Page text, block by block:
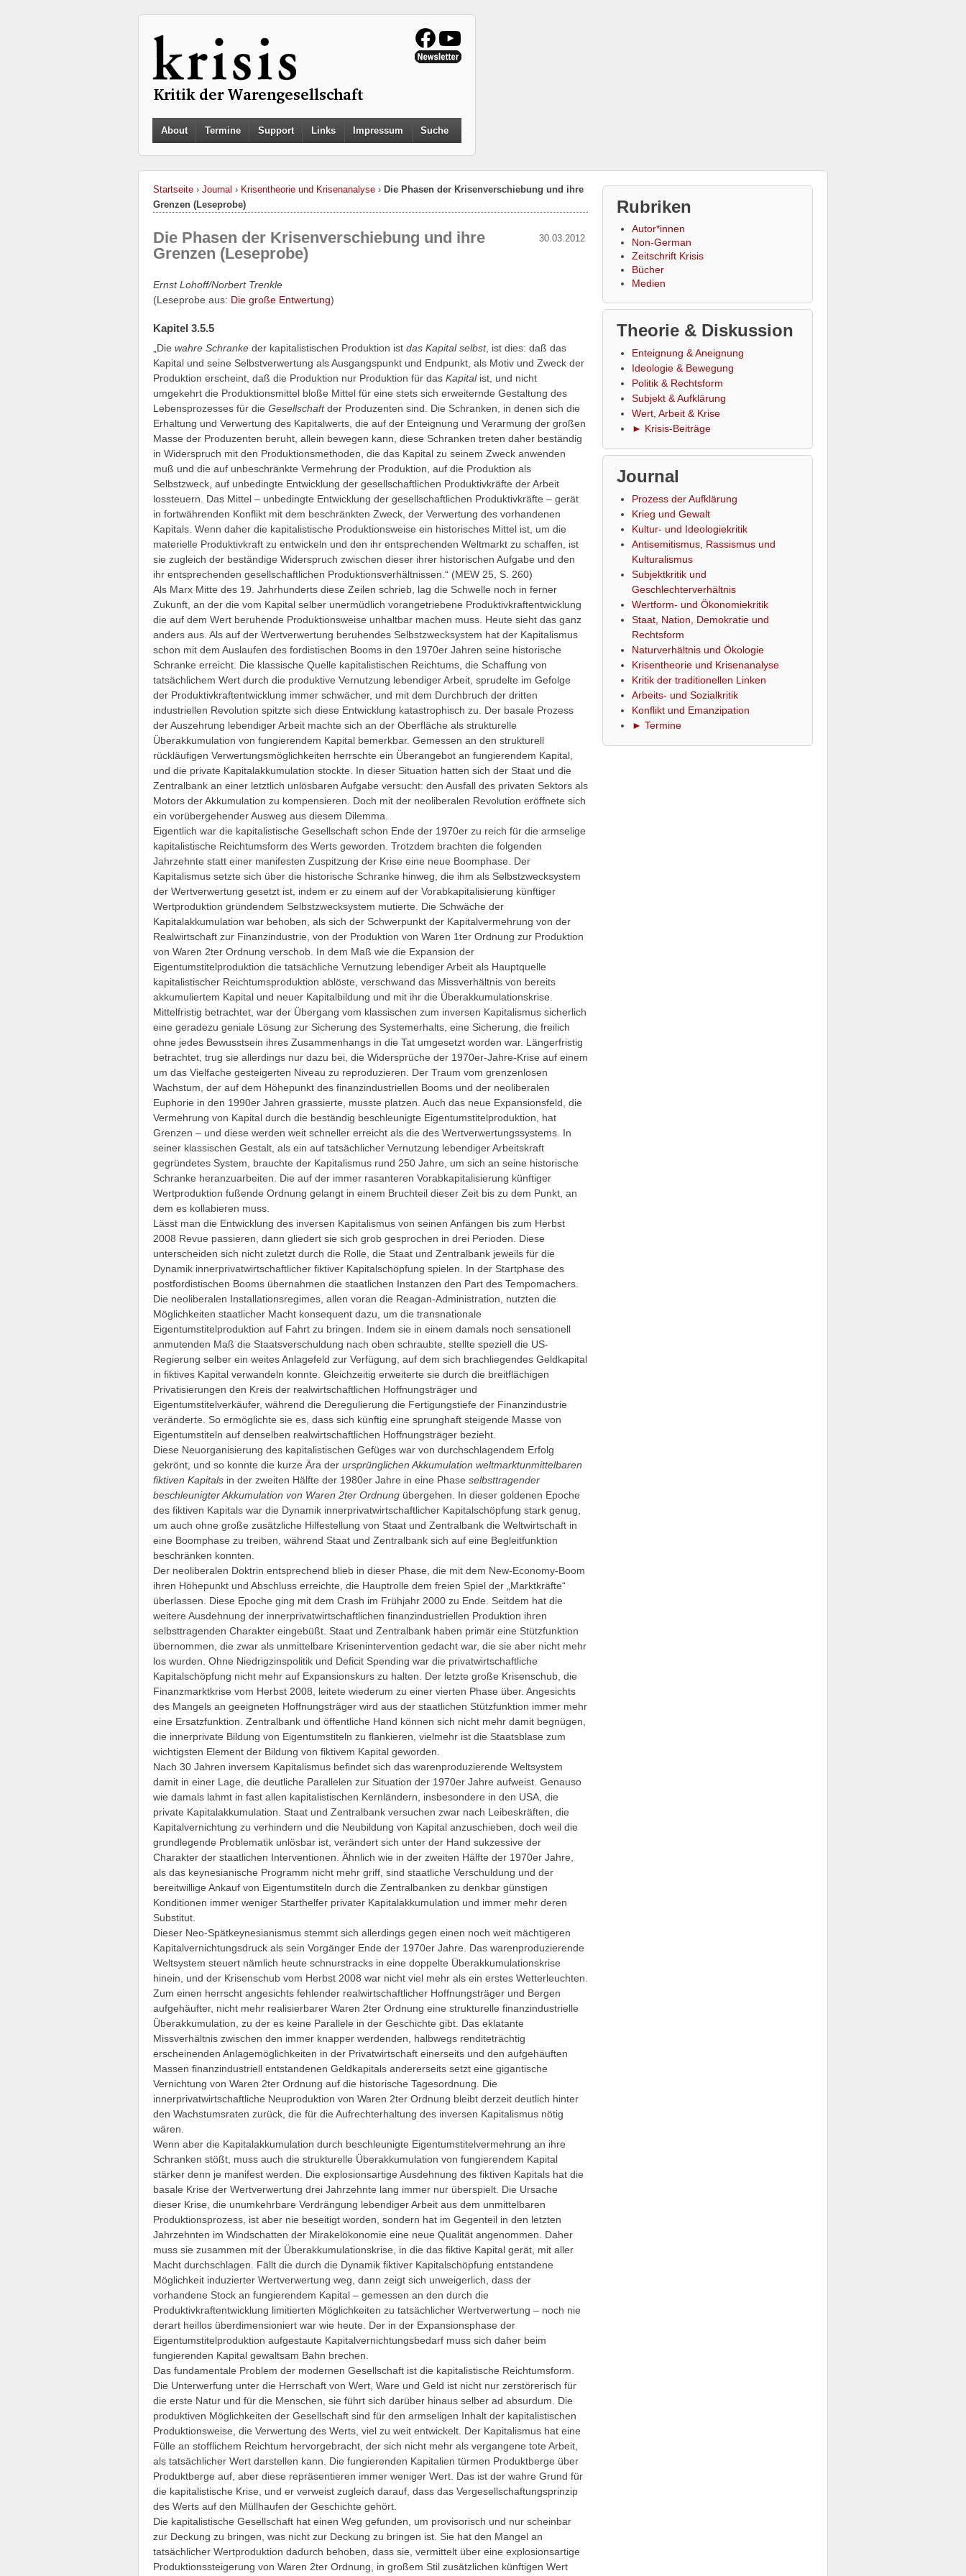
About Termine Support Links Impressum Suche
Startseite › Journal › Krisentheorie und Krisenanalyse › Die Phasen der Krisenverschiebung und ihre
Grenzen (Leseprobe)
30.03.2012
Die Phasen der Krisenverschiebung und ihre
Grenzen (Leseprobe)
Ernst Lohoff/Norbert Trenkle
(Leseprobe aus: Die große Entwertung)
Kapitel 3.5.5
„Die wahre Schranke der kapitalistischen Produktion ist das Kapital selbst, ist dies: daß das
Kapital und seine Selbstverwertung als Ausgangspunkt und Endpunkt, als Motiv und Zweck der
Produktion erscheint, daß die Produktion nur Produktion für das Kapital ist, und nicht
umgekehrt die Produktionsmittel bloße Mittel für eine stets sich erweiternde Gestaltung des
Lebensprozesses für die Gesellschaftder Produzenten sind. Die Schranken, in denen sich die
Erhaltung und Verwertung des Kapitalwerts, die auf der Enteignung und Verarmung der großen
Masse der Produzenten beruht, allein bewegen kann, diese Schranken treten daher beständig
in Widerspruch mit den Produktionsmethoden, die das Kapital zu seinem Zweck anwenden
muß und die auf unbeschränkte Vermehrung der Produktion, auf die Produktion als
Selbstzweck, auf unbedingte Entwicklung der gesellschaftlichen Produktivkräfte der Arbeit
lossteuern. Das Mittel – unbedingte Entwicklung der gesellschaftlichen Produktivkräfte – gerät
in fortwährenden Konflikt mit dem beschränkten Zweck, der Verwertung des vorhandenen
Kapitals. Wenn daher die kapitalistische Produktionsweise ein historisches Mittel ist, um die
materielle Produktivkraft zu entwickeln und den ihr entsprechenden Weltmarkt zu schaffen, ist
sie zugleich der beständige Widerspruch zwischen dieser ihrer historischen Aufgabe und den
ihr entsprechenden gesellschaftlichen Produktionsverhältnissen.“ (MEW 25, S. 260)
Als Marx Mitte des 19. Jahrhunderts diese Zeilen schrieb, lag die Schwelle noch in ferner
Zukunft, an der die vom Kapital selber unermüdlich vorangetriebene Produktivkraftentwicklung
die auf dem Wert beruhende Produktionsweise unhaltbar machen muss. Heute sieht das ganz
anders aus. Als auf der Wertverwertung beruhendes Selbstzwecksystem hat der Kapitalismus
schon mit dem Auslaufen des fordistischen Booms in den 1970er Jahren seine historische
Schranke erreicht. Die klassische Quelle kapitalistischen Reichtums, die Schaffung von
tatsächlichem Wert durch die produktive Vernutzung lebendiger Arbeit, sprudelte im Gefolge
der Produktivkraftentwicklung immer schwächer, und mit dem Durchbruch der dritten
industriellen Revolution spitzte sich diese Entwicklung katastrophisch zu. Der basale Prozess
der Auszehrung lebendiger Arbeit machte sich an der Oberfläche als strukturelle
Überakkumulation von fungierendem Kapital bemerkbar. Gemessen an den strukturell
rückläufigen Verwertungsmöglichkeiten herrschte ein Überangebot an fungierendem Kapital,
und die private Kapitalakkumulation stockte. In dieser Situation hatten sich der Staat und die
Zentralbank an einer letztlich unlösbaren Aufgabe versucht: den Ausfall des privaten Sektors als
Motors der Akkumulation zu kompensieren. Doch mit der neoliberalen Revolution eröffnete sich
ein vorübergehender Ausweg aus diesem Dilemma.
Eigentlich war die kapitalistische Gesellschaft schon Ende der 1970er zu reich für die armselige
kapitalistische Reichtumsform des Werts geworden. Trotzdem brachten die folgenden
Jahrzehnte statt einer manifesten Zuspitzung der Krise eine neue Boomphase. Der
Kapitalismus setzte sich über die historische Schranke hinweg, die ihm als Selbstzwecksystem
der Wertverwertung gesetzt ist, indem er zu einem auf der Vorabkapitalisierung künftiger
Wertproduktion gründendem Selbstzwecksystem mutierte. Die Schwäche der
Kapitalakkumulation war behoben, als sich der Schwerpunkt der Kapitalvermehrung von der
Realwirtschaft zur Finanzindustrie, von der Produktion von Waren 1ter Ordnung zur Produktion
von Waren 2ter Ordnung verschob. In dem Maß wie die Expansion der
Eigentumstitelproduktion die tatsächliche Vernutzung lebendiger Arbeit als Hauptquelle
kapitalistischer Reichtumsproduktion ablöste, verschwand das Missverhältnis von bereits
akkumuliertem Kapital und neuer Kapitalbildung und mit ihr die Überakkumulationskrise.
Mittelfristig betrachtet, war der Übergang vom klassischen zum inversen Kapitalismus sicherlich
eine geradezu geniale Lösung zur Sicherung des Systemerhalts, eine Sicherung, die freilich
ohne jedes Bewusstsein ihres Zusammenhangs in die Tat umgesetzt worden war. Längerfristig
betrachtet, trug sie allerdings nur dazu bei, die Widersprüche der 1970er-Jahre-Krise auf einem
um das Vielfache gesteigerten Niveau zu reproduzieren. Der Traum vom grenzenlosen
Wachstum, der auf dem Höhepunkt des finanzindustriellen Booms und der neoliberalen
Euphorie in den 1990er Jahren grassierte, musste platzen. Auch das neue Expansionsfeld, die
Vermehrung von Kapital durch die beständig beschleunigte Eigentumstitelproduktion, hat
Grenzen – und diese werden weit schneller erreicht als die des Wertverwertungssystems. In
seiner klassischen Gestalt, als ein auf tatsächlicher Vernutzung lebendiger Arbeitskraft
gegründetes System, brauchte der Kapitalismus rund 250 Jahre, um sich an seine historische
Schranke heranzuarbeiten. Die auf der immer rasanteren Vorabkapitalisierung künftiger
Wertproduktion fußende Ordnung gelangt in einem Bruchteil dieser Zeit bis zu dem Punkt, an
dem es kollabieren muss.
Lässt man die Entwicklung des inversen Kapitalismus von seinen Anfängen bis zum Herbst
2008 Revue passieren, dann gliedert sie sich grob gesprochen in drei Perioden. Diese
unterscheiden sich nicht zuletzt durch die Rolle, die Staat und Zentralbank jeweils für die
Dynamik innerprivatwirtschaftlicher fiktiver Kapitalschöpfung spielen. In der Startphase des
postfordistischen Booms übernahmen die staatlichen Instanzen den Part des Tempomachers.
Die neoliberalen Installationsregimes, allen voran die Reagan-Administration, nutzten die
Möglichkeiten staatlicher Macht konsequent dazu, um die transnationale
Eigentumstitelproduktion auf Fahrt zu bringen. Indem sie in einem damals noch sensationell
anmutenden Maß die Staatsverschuldung nach oben schraubte, stellte speziell die US-
Regierung selber ein weites Anlagefeld zur Verfügung, auf dem sich brachliegendes Geldkapital
in fiktives Kapital verwandeln konnte. Gleichzeitig erweiterte sie durch die breitflächigen
Privatisierungen den Kreis der realwirtschaftlichen Hoffnungsträger und
Eigentumstitelverkäufer, während die Deregulierung die Fertigungstiefe der Finanzindustrie
veränderte. So ermöglichte sie es, dass sich künftig eine sprunghaft steigende Masse von
Eigentumstiteln auf denselben realwirtschaftlichen Hoffnungsträger bezieht.
Diese Neuorganisierung des kapitalistischen Gefüges war von durchschlagendem Erfolg
gekrönt, und so konnte die kurze Ära der ursprünglichen Akkumulation weltmarktunmittelbaren
fiktiven Kapitals in der zweiten Hälfte der 1980er Jahre in eine Phase selbsttragender
beschleunigter Akkumulation von Waren 2ter Ordnung übergehen. In dieser goldenen Epoche
des fiktiven Kapitals war die Dynamik innerprivatwirtschaftlicher Kapitalschöpfung stark genug,
um auch ohne große zusätzliche Hilfestellung von Staat und Zentralbank die Weltwirtschaft in
eine Boomphase zu treiben, während Staat und Zentralbank sich auf eine Begleitfunktion
beschränken konnten.
Der neoliberalen Doktrin entsprechend blieb in dieser Phase, die mit dem New-Economy-Boom
ihren Höhepunkt und Abschluss erreichte, die Hauptrolle dem freien Spiel der „Marktkräfte“
überlassen. Diese Epoche ging mit dem Crash im Frühjahr 2000 zu Ende. Seitdem hat die
weitere Ausdehnung der innerprivatwirtschaftlichen finanzindustriellen Produktion ihren
selbsttragenden Charakter eingebüßt. Staat und Zentralbank haben primär eine Stützfunktion
übernommen, die zwar als unmittelbare Krisenintervention gedacht war, die sie aber nicht mehr
los wurden. Ohne Niedrigzinspolitik und Deficit Spending war die privatwirtschaftliche
Kapitalschöpfung nicht mehr auf Expansionskurs zu halten. Der letzte große Krisenschub, die
Finanzmarktkrise vom Herbst 2008, leitete wiederum zu einer vierten Phase über. Angesichts
des Mangels an geeigneten Hoffnungsträger wird aus der staatlichen Stützfunktion immer mehr
eine Ersatzfunktion. Zentralbank und öffentliche Hand können sich nicht mehr damit begnügen,
die innerprivate Bildung von Eigentumstiteln zu flankieren, vielmehr ist die Staatsblase zum
wichtigsten Element der Bildung von fiktivem Kapital geworden.
Nach 30 Jahren inversem Kapitalismus befindet sich das warenproduzierende Weltsystem
damit in einer Lage, die deutliche Parallelen zur Situation der 1970er Jahre aufweist. Genauso
wie damals lahmt in fast allen kapitalistischen Kernländern, insbesondere in den USA, die
private Kapitalakkumulation. Staat und Zentralbank versuchen zwar nach Leibeskräften, die
Kapitalvernichtung zu verhindern und die Neubildung von Kapital anzuschieben, doch weil die
grundlegende Problematik unlösbar ist, verändert sich unter der Hand sukzessive der
Charakter der staatlichen Interventionen. Ähnlich wie in der zweiten Hälfte der 1970er Jahre,
als das keynesianische Programm nicht mehr griff, sind staatliche Verschuldung und der
bereitwillige Ankauf von Eigentumstiteln durch die Zentralbanken zu denkbar günstigen
Konditionen immer weniger Starthelfer privater Kapitalakkumulation und immer mehr deren
Substitut.
Dieser Neo-Spätkeynesianismus stemmt sich allerdings gegen einen noch weit mächtigeren
Kapitalvernichtungsdruck als sein Vorgänger Ende der 1970er Jahre. Das warenproduzierende
Weltsystem steuert nämlich heute schnurstracks in eine doppelte Überakkumulationskrise
hinein, und der Krisenschub vom Herbst 2008 war nicht viel mehr als ein erstes Wetterleuchten.
Zum einen herrscht angesichts fehlender realwirtschaftlicher Hoffnungsträger und Bergen
aufgehäufter, nicht mehr realisierbarer Waren 2ter Ordnung eine strukturelle finanzindustrielle
Überakkumulation, zu der es keine Parallele in der Geschichte gibt. Das eklatante
Missverhältnis zwischen den immer knapper werdenden, halbwegs renditeträchtig
erscheinenden Anlagemöglichkeiten in der Privatwirtschaft einerseits und den aufgehäuften
Massen finanzindustriell entstandenen Geldkapitals andererseits setzt eine gigantische
Vernichtung von Waren 2ter Ordnung auf die historische Tagesordnung. Die
innerprivatwirtschaftliche Neuproduktion von Waren 2ter Ordnung bleibt derzeit deutlich hinter
den Wachstumsraten zurück, die für die Aufrechterhaltung des inversen Kapitalismus nötig
wären.
Wenn aber die Kapitalakkumulation durch beschleunigte Eigentumstitelvermehrung an ihre
Schranken stößt, muss auch die strukturelle Überakkumulation von fungierendem Kapital
stärker denn je manifest werden. Die explosionsartige Ausdehnung des fiktiven Kapitals hat die
basale Krise der Wertverwertung drei Jahrzehnte lang immer nur überspielt. Die Ursache
dieser Krise, die unumkehrbare Verdrängung lebendiger Arbeit aus dem unmittelbaren
Produktionsprozess, ist aber nie beseitigt worden, sondern hat im Gegenteil in den letzten
Jahrzehnten im Windschatten der Mirakelökonomie eine neue Qualität angenommen. Daher
muss sie zusammen mit der Überakkumulationskrise, in die das fiktive Kapital gerät, mit aller
Macht durchschlagen. Fällt die durch die Dynamik fiktiver Kapitalschöpfung entstandene
Möglichkeit induzierter Wertverwertung weg, dann zeigt sich unweigerlich, dass der
vorhandene Stock an fungierendem Kapital – gemessen an den durch die
Produktivkraftentwicklung limitierten Möglichkeiten zu tatsächlicher Wertverwertung – noch nie
derart heillos überdimensioniert war wie heute. Der in der Expansionsphase der
Eigentumstitelproduktion aufgestaute Kapitalvernichtungsbedarf muss sich daher beim
fungierenden Kapital gewaltsam Bahn brechen.
Das fundamentale Problem der modernen Gesellschaft ist die kapitalistische Reichtumsform.
Die Unterwerfung unter die Herrschaft von Wert, Ware und Geld ist nicht nur zerstörerisch für
die erste Natur und für die Menschen, sie führt sich darüber hinaus selber ad absurdum. Die
produktiven Möglichkeiten der Gesellschaft sind für den armseligen Inhalt der kapitalistischen
Produktionsweise, die Verwertung des Werts, viel zu weit entwickelt. Der Kapitalismus hat eine
Fülle an stofflichem Reichtum hervorgebracht, der sich nicht mehr als vergangene tote Arbeit,
als tatsächlicher Wert darstellen kann. Die fungierenden Kapitalien türmen Produktberge über
Produktberge auf, aber diese repräsentieren immer weniger Wert. Das ist der wahre Grund für
die kapitalistische Krise, und er verweist zugleich darauf, dass das Vergesellschaftungsprinzip
des Werts auf den Müllhaufen der Geschichte gehört.
Die kapitalistische Gesellschaft hat einen Weg gefunden, um provisorisch und nur scheinbar
zur Deckung zu bringen, was nicht zur Deckung zu bringen ist. Sie hat den Mangel an
tatsächlicher Wertproduktion dadurch behoben, dass sie, vermittelt über eine explosionsartige
Produktionssteigerung von Waren 2ter Ordnung, in großem Stil zusätzlichen künftigen Wert
Rubriken
Autor*innen
Non-German
Zeitschrift Krisis
Bücher
Medien
Theorie & Diskussion
Enteignung & Aneignung
Ideologie & Bewegung
Politik & Rechtsform
Subjekt & Aufklärung
Wert, Arbeit & Krise
► Krisis-Beiträge
Journal
Prozess der Aufklärung
Krieg und Gewalt
Kultur- und Ideologiekritik
Antisemitismus, Rassismus und
Kulturalismus
Subjektkritik und
Geschlechterverhältnis
Wertform- und Ökonomiekritik
Staat, Nation, Demokratie und
Rechtsform
Naturverhältnis und Ökologie
Krisentheorie und Krisenanalyse
Kritik der traditionellen Linken
Arbeits- und Sozialkritik
Konflikt und Emanzipation
► Termine